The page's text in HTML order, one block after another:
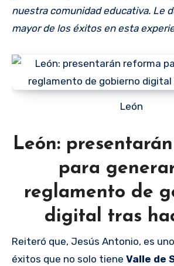
nuestra comunidad educativa. Le
mayor de los éxitos en esta
León
León:
para
reglamento de
digital tras
Reiteró que, Jesús Antonio, es
éxitos que no solo tiene Valle de